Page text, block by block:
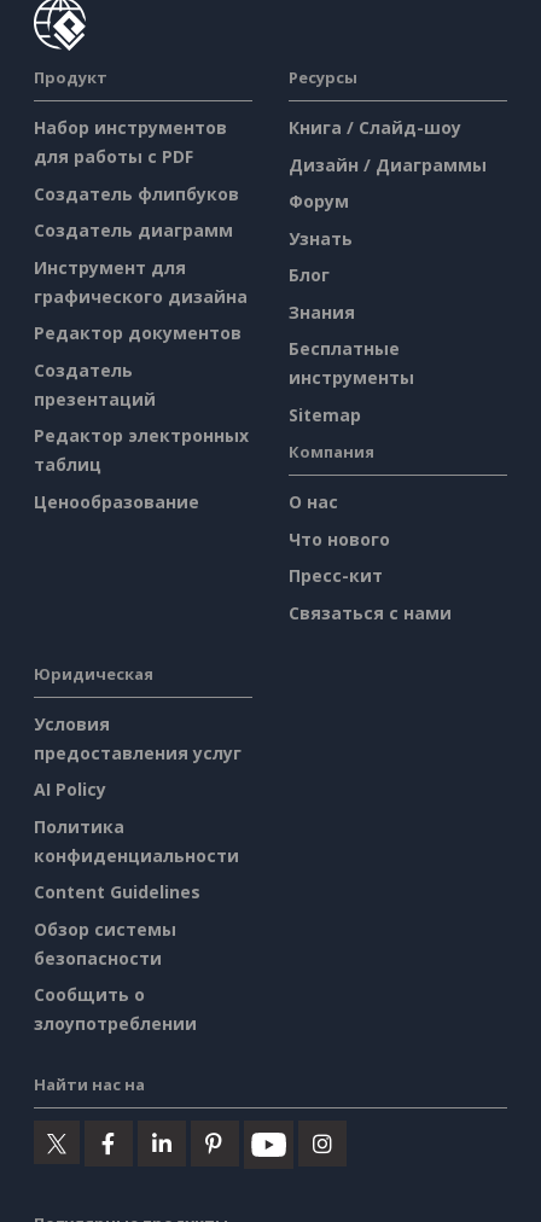
Продукт
Набор инструментов
для работы с PDF
Создатель флипбуков
Создатель диаграмм
Инструмент для
графического дизайна
Редактор документов
Создатель
презентаций
Редактор электронных
таблиц
Ценообразование
Ресурсы
Книга / Слайд-шоу
Дизайн / Диаграммы
Форум
Узнать
Блог
Знания
Бесплатные
инструменты
Sitemap
Компания
О нас
Что нового
Пресс-кит
Связаться с нами
Юридическая
Условия
предоставления услуг
AI Policy
Политика
конфиденциальности
Content Guidelines
Обзор системы
безопасности
Сообщить о
злоупотреблении
Найти нас на